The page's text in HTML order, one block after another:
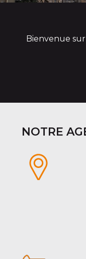
Bienvenue
NOTRE